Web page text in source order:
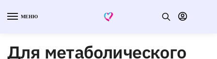
МЕНЮ
Для метаболического